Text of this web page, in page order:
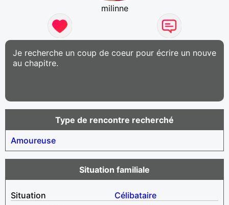
milinne
Je recherche un coup de coeur pour écrire un nouve
au chapitre.
Type de rencontre recherché
Amoureuse
Situation familiale
Situation
Célibataire